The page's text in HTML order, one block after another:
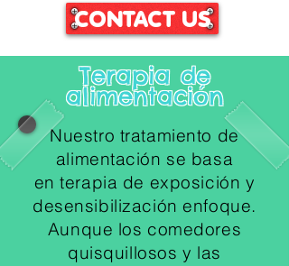
CONTACT US
Terapia de
alimentación
Nuestro tratamiento de
alimentación se basa
en terapia de exposición y
desensibilización enfoque.
Aunque los comedores
quisquillosos y las